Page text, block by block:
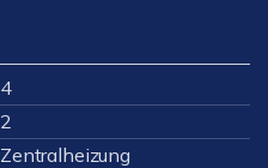
4
2
Zentralheizung